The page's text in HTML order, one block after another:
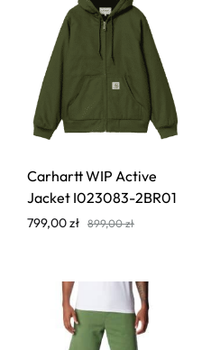
Carhartt WIP Active
Jacket I023083-2BR01
799,00zł 899,00zł